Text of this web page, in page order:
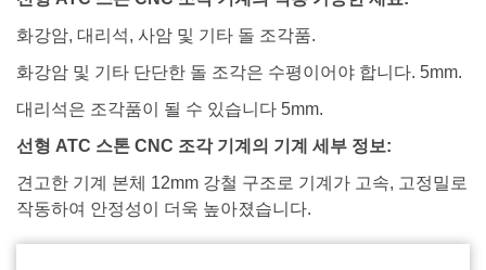
화강암, 대리석, 사암 및 기타 돌 조각품.
화강암 및 기타 단단한 돌 조각은 수평이어야 합니다. 5mm.
대리석은 조각품이 될 수 있습니다 5mm.
선형 ATC 스톤 CNC 조각 기계의 기계 세부 정보:
견고한 기계 본체 12mm 강철 구조로 기계가 고속, 고정밀로
작동하여 안정성이 더욱 높아졌습니다.